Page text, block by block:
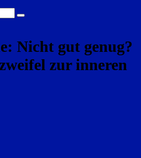
Nicht gut genug?
zur inneren